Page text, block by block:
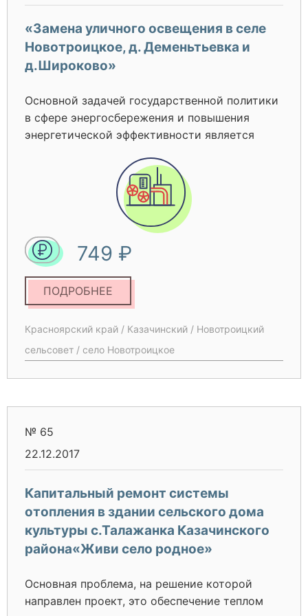
«Замена уличного освещения в селе
Новотроицкое, д. Деменьтьевка и
д.Широково»
Основной задачей государственной политики
в сфере энергосбережения и повышения
энергетической эффективности является
энергетических ресурсов на основе
обеспечения заинтересованности
потребителей в энергосбережении, в
повышении собственной энергетической
эффективности и инвестировании в эту
сферу. Постановлением Правительства РФ от
запрет на приобретение ДРЛ ламп и запрет на
приобретение светильников для ДРЛ ламп, а
наше время самой популярной лампой для
мощностью 250 Вт. Уличное освещение
является социальным объектом
сельсовета. Снижение затрат на оплату
электроэнергии за освещение улиц - одна из
сельсовета. Многие системы уличного
около 25 лет назад и на сегодняшний день не
отвечают требованиям по
энергоэффективности. Это связано с
использованием устаревших ДРЛ ламп,
энергии по сравнению с современными
светодиодными лампами. Ежегодно бюджет
749 ₽
ПОДРОБНЕЕ
Красноярский край / Казачинский / Новотроицкий
сельсовет / село Новотроицкое
№ 65
22.12.2017
Капитальный ремонт системы
отопления в здании сельского дома
культуры с.Талажанка Казачинского
района«Живи село родное»
Основная проблема, на решение которой
направлен проект, это обеспечение теплом